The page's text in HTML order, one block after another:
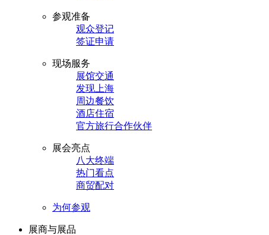
参观准备
观众登记
签证申请
现场服务
展馆交通
发现上海
周边餐饮
酒店住宿
官方旅行合作伙伴
展会亮点
八大终端
热门看点
商贸配对
为何参观
展商与展品